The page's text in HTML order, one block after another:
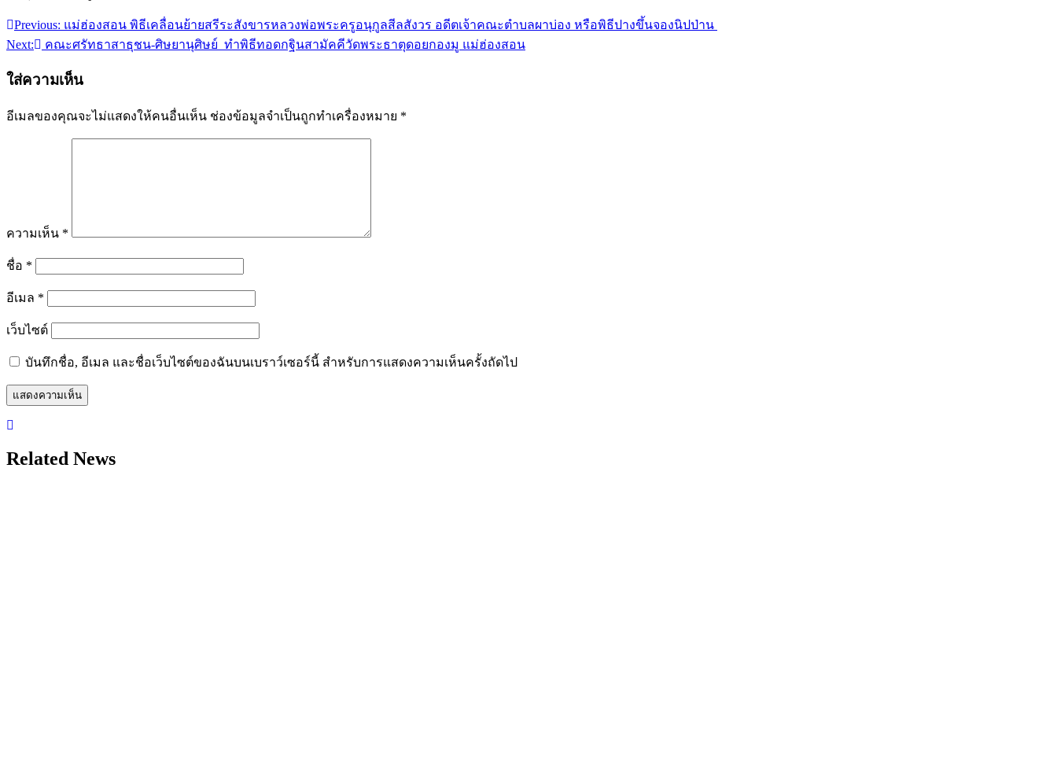
แนะแนว
Previous: แม่ฮ่องสอน พิธีเคลื่อนย้ายสรีระสังขารหลวงพ่อพระครูอนุกูลสีลสังวร อดีตเจ้าคณะตำบลผาบ่อง หรือพิธีปางขึ้นจองนิปป่าน
Next:
คณะศรัทธาสาธุชน-ศิษยานุศิษย์ ทำพิธีทอดกฐินสามัคคีวัดพระธาตุดอยกองมู แม่ฮ่องสอน
ใส่ความเห็น
อีเมลของคุณจะไม่แสดงให้คนอื่นเห็น ช่องข้อมูลจำเป็นถูกทำเครื่องหมาย *
ความเห็น *
ชื่อ *
อีเมล *
เว็บไซต์
บันทึกชื่อ, อีเมล และชื่อเว็บไซต์ของฉันบนเบราว์เซอร์นี้ สำหรับการแสดงความเห็นครั้งถัดไป
Related News